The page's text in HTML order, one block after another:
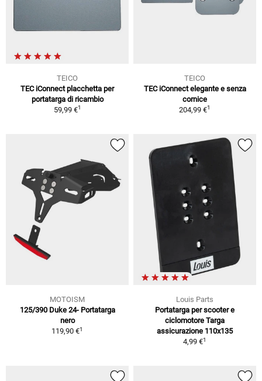
TEICO
TEC iConnect placchetta per
portatarga di ricambio
59,99 €1
TEICO
TEC iConnect elegante e senza
cornice
204,99 €1
MOTOISM
125/390 Duke 24- Portatarga
nero
119,90 €1
Louis Parts
Portatarga per scooter e
ciclomotore Targa
assicurazione 110x135
4,99 €1